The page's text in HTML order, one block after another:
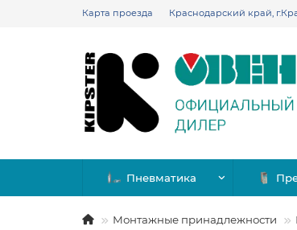
Карта проезда Краснодарский край,
Пневматика
Монтажные принадлежности